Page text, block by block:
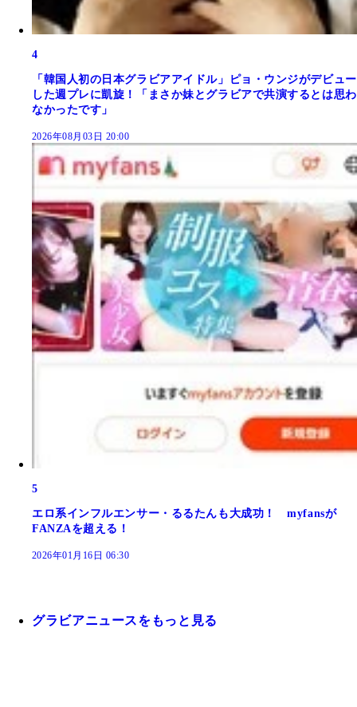
4
「韓国人初の日本グラビアアイドル」ピョ・ウンジがデビュー
した週プレに凱旋！「まさか妹とグラビアで共演するとは思わ
なかったです」
2026年08月03日 20:00
5
エロ系インフルエンサー・るるたんも大成功！ myfansが
FANZAを超える！
2026年01月16日 06:30
グラビアニュースをもっと見る